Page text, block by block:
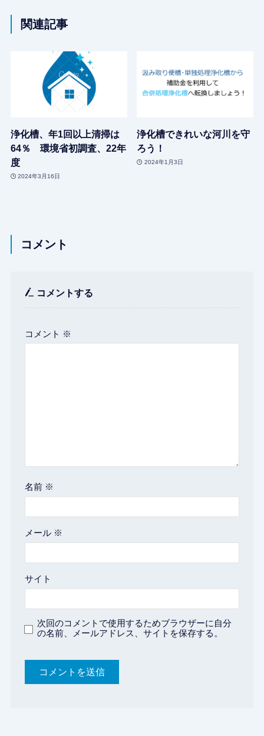
関連記事
浄化槽、年1回以上清掃は
64％ 環境省初調査、22年
度
2024年3月16日
浄化槽できれいな河川を守
ろう！
2024年1月3日
コメント
コメントする
コメント ※
名前 ※
メール ※
サイト
次回のコメントで使用するためブラウザーに自分
の名前、メールアドレス、サイトを保存する。